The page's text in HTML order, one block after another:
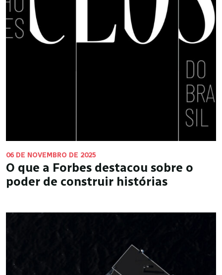
06 DE NOVEMBRO DE 2025
O que a Forbes destacou sobre o
poder de construir histórias